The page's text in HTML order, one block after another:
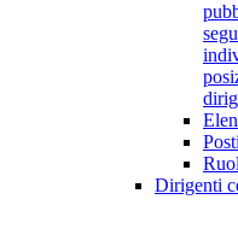
Dirigenti